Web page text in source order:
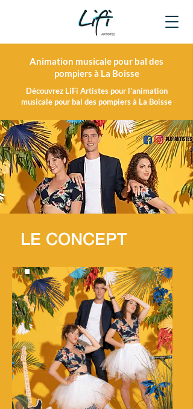
Animation musicale pour bal des
pompiers à La Boisse
Découvrez LiFi Artistes pour l'animation
musicale pour bal des pompiers à La Boisse
LE CONCEPT